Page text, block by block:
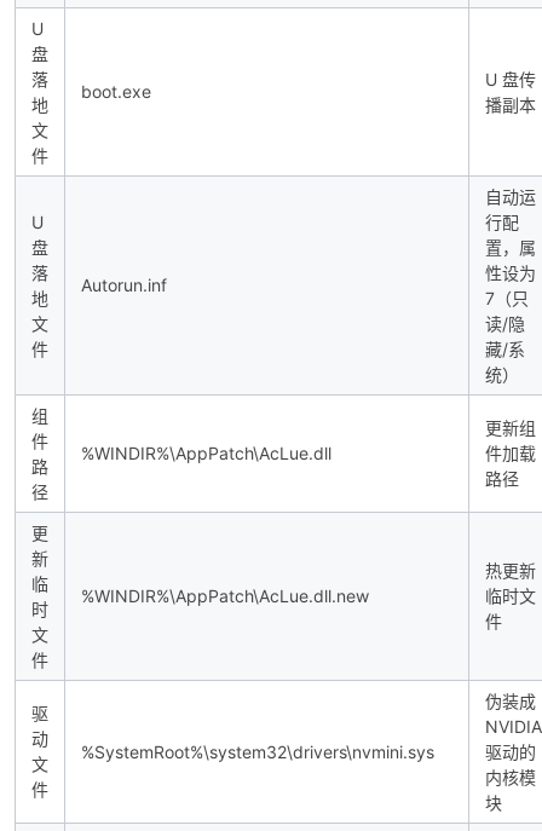
U
盘
落
地
文
件
boot.exe
U 盘传
播副本
U
盘
落
地
文
件
Autorun.inf
自动运
行配
置，属
性设为
7（只
读/隐
藏/系
统）
组
件
路
径
%WINDIR%\AppPatch\AcLue.dll
更新组
件加载
路径
更
新
临
时
文
件
%WINDIR%\AppPatch\AcLue.dll.new
热更新
临时文
件
驱
动
文
件
%SystemRoot%\system32\drivers\nvmini.sys
伪装成
NVIDIA
驱动的
内核模
块